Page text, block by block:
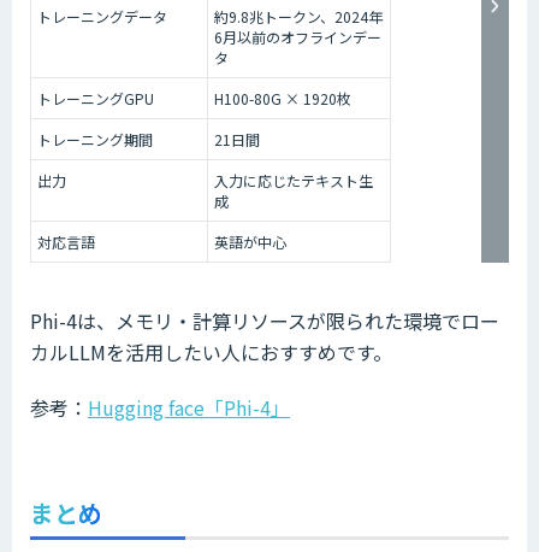
トレーニングデータ
約9.8兆トークン、2024年
6月以前のオフラインデー
タ
トレーニングGPU
H100-80G × 1920枚
トレーニング期間
21日間
出力
入力に応じたテキスト生
成
対応言語
英語が中心
Phi-4は、メモリ・計算リソースが限られた環境でロー
カルLLMを活用したい人におすすめです。
参考： Hugging face「Phi-4」
まとめ